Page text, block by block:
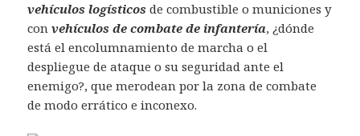
vehículos logísticos de combustible o municiones y
convehículos de combate de infantería, ¿dónde
está el encolumnamiento de marcha o el
despliegue de ataque o su seguridad ante el
enemigo?, que merodean por la zona de combate
de modo errático e inconexo.